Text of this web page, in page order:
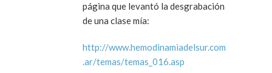
página que levantó la desgrabación
de una clase mía:
http://www.hemodinamiadelsur.com
.ar/temas/temas_016.asp